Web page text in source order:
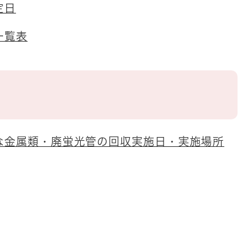
覧表
金属類・廃蛍光管の回収実施日・実施場所